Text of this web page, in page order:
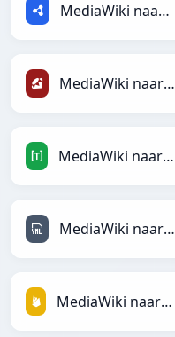
MediaWiki naar RDF
MediaWiki naar Ruby
MediaWiki naar TOML
MediaWiki naar YAML
MediaWiki naar Firebase